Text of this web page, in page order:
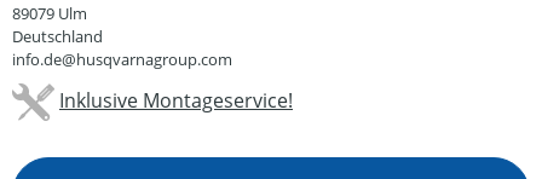
89079 Ulm
Deutschland
info.de@husqvarnagroup.com
Inklusive Montageservice!